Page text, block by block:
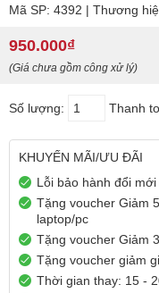
Mã SP: 4392 | Thương
950.000₫
(Giá chưa gồm công xử lý)
Số lượng: Thanh
KHUYẾN MÃI/ƯU ĐÃI
Lỗi bảo hành đổi
Tặng voucher Giảm
laptop/pc
Tặng voucher Giảm
Tặng voucher giảm
Thời gian thay: 15 -